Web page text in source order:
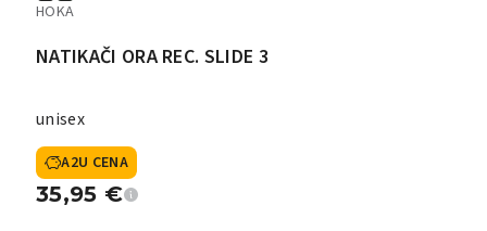
HOKA
NATIKAČI ORA REC. SLIDE 3
unisex
A2U CENA
35,95 €